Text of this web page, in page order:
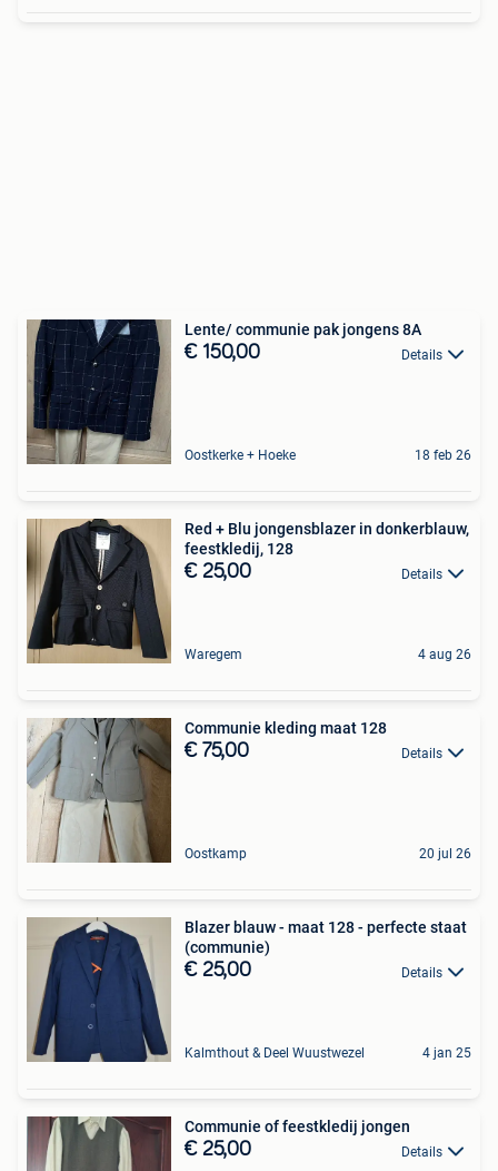
Lente/ communie pak jongens 8A
€ 150,00 Details
Oostkerke + Hoeke 18 feb 26
Red + Blu jongensblazer in donkerblauw,
feestkledij, 128
€ 25,00 Details
Waregem 4 aug 26
Communie kleding maat 128
€ 75,00 Details
Oostkamp 20 jul 26
Blazer blauw - maat 128 - perfecte staat
(communie)
€ 25,00 Details
Kalmthout & Deel Wuustwezel 4 jan 25
Communie of feestkledij jongen
€ 25,00 Details